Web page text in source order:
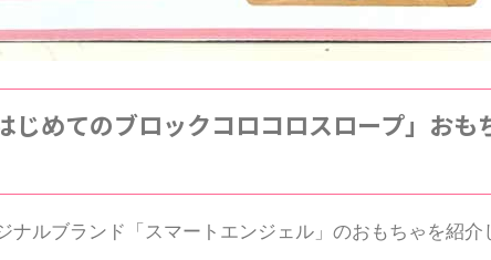
じめてのブロックコロコロスロープ」おも
ナルブランド「スマートエンジェル」のおもちゃを紹介